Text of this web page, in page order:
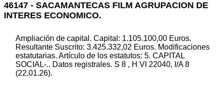
46147 - SACAMANTECAS FILM AGRUPACION DE
INTERES ECONOMICO.
Ampliación de capital. Capital: 1.105.100,00 Euros.
Resultante Suscrito: 3.425.332,02 Euros. Modificaciones
estatutarias. Artículo de los estatutos: 5. CAPITAL
SOCIAL-.. Datos registrales. S 8 , H VI 22040, I/A 8
(22.01.26).